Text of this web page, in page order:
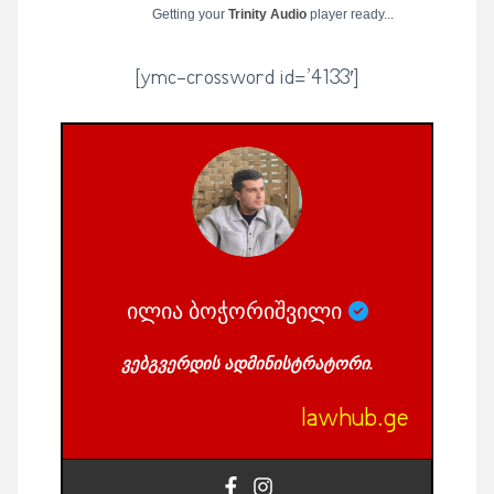
Getting your Trinity Audio player ready...
[ymc-crossword id=’4133′]
ილია ბოჭორიშვილი
ვებგვერდის ადმინისტრატორი.
lawhub.ge